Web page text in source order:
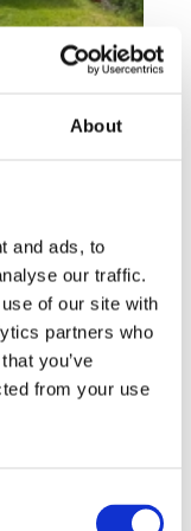
About
and ads, to
our traffic.
of our site with
partners who
you’ve
from your use
Lobzy